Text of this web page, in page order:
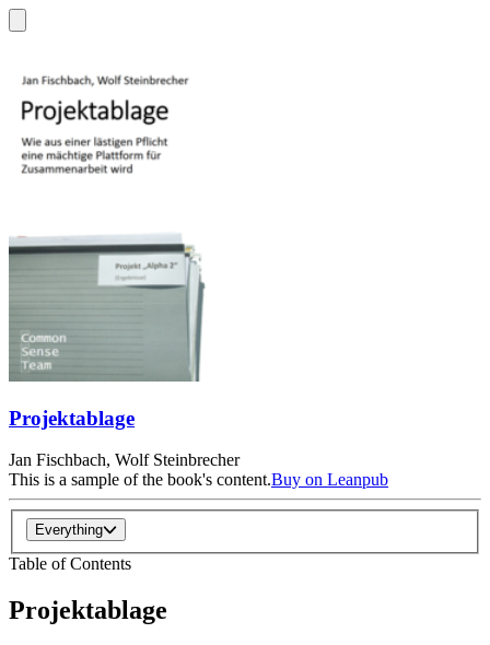
Projektablage
Jan Fischbach, Wolf Steinbrecher
This is a sample of the book's content.Buy on Leanpub
Everything
Table of Contents
Projektablage